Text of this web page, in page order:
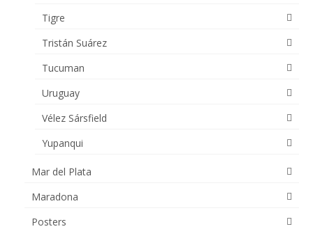
Tigre
Tristán Suárez
Tucuman
Uruguay
Vélez Sársfield
Yupanqui
Mar del Plata
Maradona
Posters